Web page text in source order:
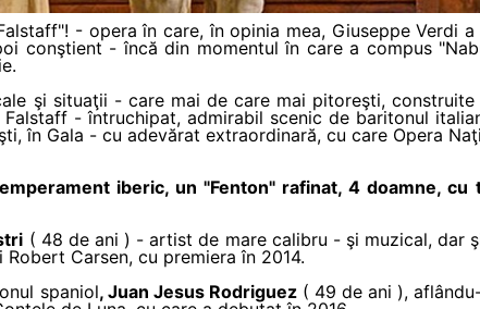
- opera în care, în opinia mea, Giuseppe Verdi
conştient - încă din momentul în care a compus
şi situaţii - care mai de care mai pitoreşti,
- întruchipat, admirabil scenic de baritonul
în Gala - cu adevărat extraordinară, cu care Opera
iberic, un "Fenton" rafinat, 4 doamne,
( 48 de ani ) - artist de mare calibru - şi muzical, dar
Carsen, cu premiera în 2014.
spaniol, Juan Jesus Rodriguez( 49 de ani ),